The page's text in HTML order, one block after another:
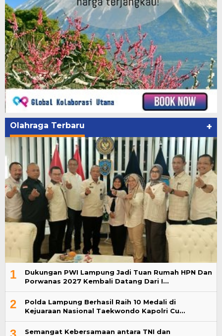
Olahraga Terbaru +
1
Dukungan PWI Lampung Jadi Tuan Rumah HPN Dan
Porwanas 2027 Kembali Datang Dari I…
2
Polda Lampung Berhasil Raih 10 Medali di
Kejuaraan Nasional Taekwondo Kapolri Cu…
Semangat Kebersamaan antara TNI dan